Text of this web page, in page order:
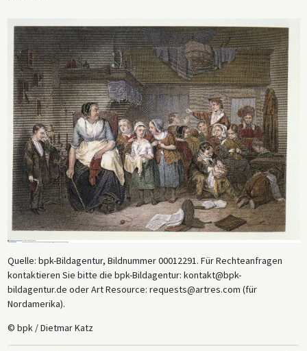
Quelle: bpk-Bildagentur, Bildnummer 00012291. Für Rechteanfragen
kontaktieren Sie bitte die bpk-Bildagentur: kontakt@bpk-
bildagentur.de oder Art Resource: requests@artres.com (für
Nordamerika).
© bpk / Dietmar Katz